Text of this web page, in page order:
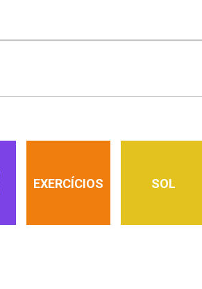
EXERCÍCIOS SOL